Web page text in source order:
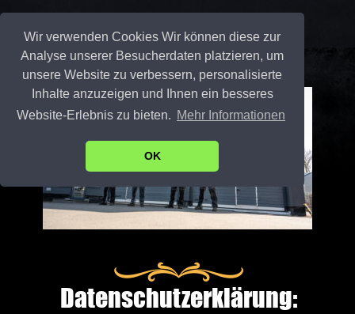
Wir verwenden Cookies Wir können diese zur
Analyse unserer Besucherdaten platzieren, um
unsere Website zu verbessern, personalisierte
Inhalte anzuzeigen und Ihnen ein besseres
Website-Erlebnis zu bieten. Mehr Informationen
OK
Datenschutzerklärung: